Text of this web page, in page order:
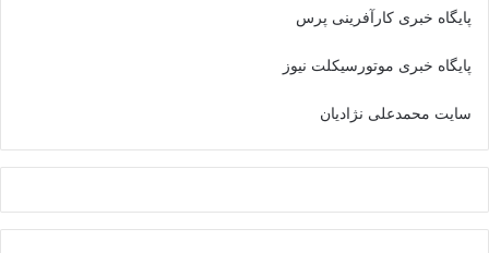
پایگاه خبری کارآفرینی پرس
پایگاه خبری موتورسیکلت نیوز
سایت محمدعلی نژادیان